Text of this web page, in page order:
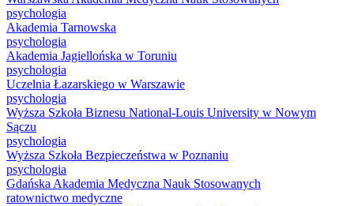
psychologia
Akademia Tarnowska
psychologia
Akademia Jagiellońska w Toruniu
psychologia
Uczelnia Łazarskiego w Warszawie
psychologia
Wyższa Szkoła Biznesu National-Louis University w Nowym
Sączu
psychologia
Wyższa Szkoła Bezpieczeństwa w Poznaniu
psychologia
Gdańska Akademia Medyczna Nauk Stosowanych
ratownictwo medyczne